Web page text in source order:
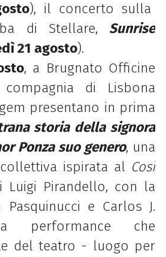
), il concerto sulla
di Stellare, Sunrise
21 agosto).
, a Brugnato Officine
di Lisbona
presentano in prima
storia della signora
Ponza suo genero, una
ispirata al Così
Pirandello, con la
Pasquinucci e Carlos J.
performance che
del teatro - luogo per